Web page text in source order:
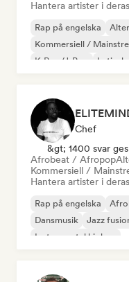
Hantera artister i
Rap på engelska
Kommersiell /
K-Pop/J-Pop
Latinsk
Chef
&gt; 1400 svar ges
Afrobeat / Afropop
Kommersiell /
Hantera artister i
Rap på engelska
Dansmusik
Jazz
Instrumental hiphop